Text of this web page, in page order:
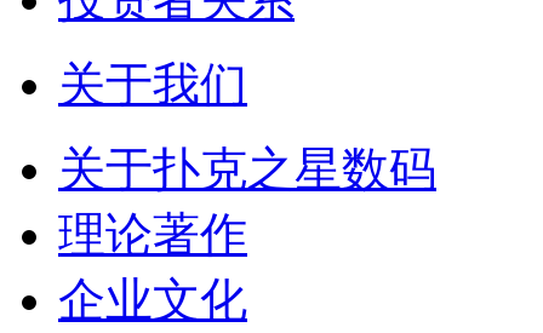
关于我们
关于扑克之星数码
理论著作
企业文化